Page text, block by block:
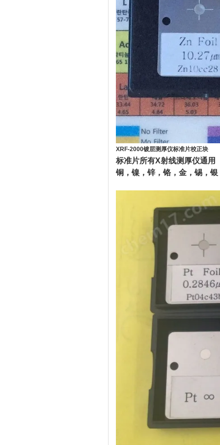
XRF-2000镀层测厚仪标准片校正块
标准片所有X射线测厚仪通用
铜，镍，锌，铬，金，锡，